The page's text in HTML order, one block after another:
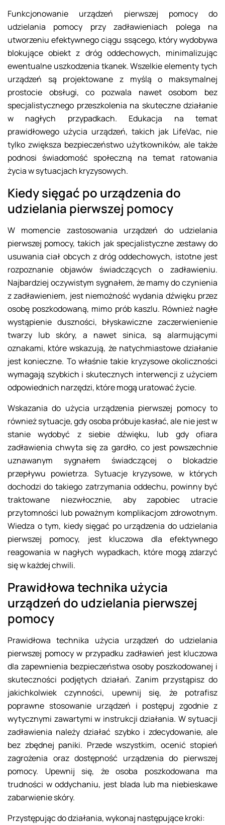
Funkcjonowanie urządzeń pierwszej pomocy do
udzielania pomocy przy zadławieniach polega na
utworzeniu efektywnego ciągu ssącego, który wydobywa
blokujące obiekt z dróg oddechowych, minimalizując
ewentualne uszkodzenia tkanek. Wszelkie elementy tych
urządzeń są projektowane z myślą o maksymalnej
prostocie obsługi, co pozwala nawet osobom bez
specjalistycznego przeszkolenia na skuteczne działanie
w nagłych przypadkach. Edukacja na temat
prawidłowego użycia urządzeń, takich jak LifeVac, nie
tylko zwiększa bezpieczeństwo użytkowników, ale także
podnosi świadomość społeczną na temat ratowania
życia w sytuacjach kryzysowych.
Kiedy sięgać po urządzenia do
udzielania pierwszej pomocy
W momencie zastosowania urządzeń do udzielania
pierwszej pomocy, takich jak specjalistyczne zestawy do
usuwania ciał obcych z dróg oddechowych, istotne jest
rozpoznanie objawów świadczących o zadławieniu.
Najbardziej oczywistym sygnałem, że mamy do czynienia
z zadławieniem, jest niemożność wydania dźwięku przez
osobę poszkodowaną, mimo prób kaszlu. Również nagłe
wystąpienie duszności, błyskawiczne zaczerwienienie
twarzy lub skóry, a nawet sinica, są alarmującymi
oznakami, które wskazują, że natychmiastowe działanie
jest konieczne. To właśnie takie kryzysowe okoliczności
wymagają szybkich i skutecznych interwencji z użyciem
odpowiednich narzędzi, które mogą uratować życie.
Wskazania do użycia urządzenia pierwszej pomocy to
również sytuacje, gdy osoba próbuje kasłać, ale nie jest w
stanie wydobyć z siebie dźwięku, lub gdy ofiara
zadławienia chwyta się za gardło, co jest powszechnie
uznawanym sygnałem świadczącej o blokadzie
przepływu powietrza. Sytuacje kryzysowe, w których
dochodzi do takiego zatrzymania oddechu, powinny być
traktowane niezwłocznie, aby zapobiec utracie
przytomności lub poważnym komplikacjom zdrowotnym.
Wiedza o tym, kiedy sięgać po urządzenia do udzielania
pierwszej pomocy, jest kluczowa dla efektywnego
reagowania w nagłych wypadkach, które mogą zdarzyć
się w każdej chwili.
Prawidłowa technika użycia
urządzeń do udzielania pierwszej
pomocy
Prawidłowa technika użycia urządzeń do udzielania
pierwszej pomocy w przypadku zadławień jest kluczowa
dla zapewnienia bezpieczeństwa osoby poszkodowanej i
skuteczności podjętych działań. Zanim przystąpisz do
jakichkolwiek czynności, upewnij się, że potrafisz
poprawne stosowanie urządzeń i postępuj zgodnie z
wytycznymi zawartymi w instrukcji działania. W sytuacji
zadławienia należy działać szybko i zdecydowanie, ale
bez zbędnej paniki. Przede wszystkim, ocenić stopień
zagrożenia oraz dostępność urządzenia do pierwszej
pomocy. Upewnij się, że osoba poszkodowana ma
trudności w oddychaniu, jest blada lub ma niebieskawe
zabarwienie skóry.
Przystępując do działania, wykonaj następujące kroki: